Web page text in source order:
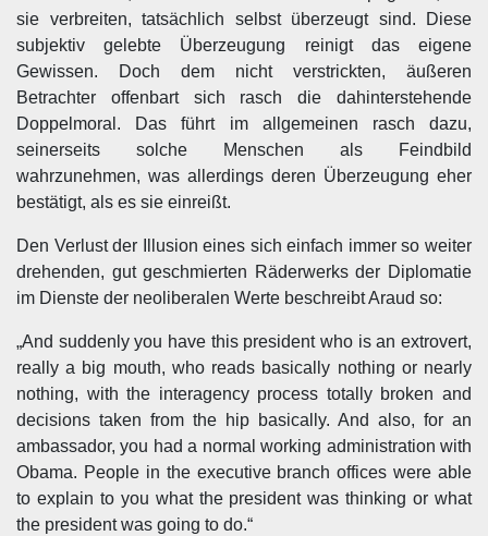
sie verbreiten, tatsächlich selbst überzeugt sind. Diese
subjektiv gelebte Überzeugung reinigt das eigene
Gewissen. Doch dem nicht verstrickten, äußeren
Betrachter offenbart sich rasch die dahinterstehende
Doppelmoral. Das führt im allgemeinen rasch dazu,
seinerseits solche Menschen als Feindbild
wahrzunehmen, was allerdings deren Überzeugung eher
bestätigt, als es sie einreißt.
Den Verlust der Illusion eines sich einfach immer so weiter
drehenden, gut geschmierten Räderwerks der Diplomatie
im Dienste der neoliberalen Werte beschreibt Araud so:
„And suddenly you have this president who is an extrovert,
really a big mouth, who reads basically nothing or nearly
nothing, with the interagency process totally broken and
decisions taken from the hip basically. And also, for an
ambassador, you had a normal working administration with
Obama. People in the executive branch offices were able
to explain to you what the president was thinking or what
the president was going to do.“